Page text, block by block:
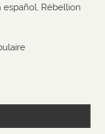
Rébellion